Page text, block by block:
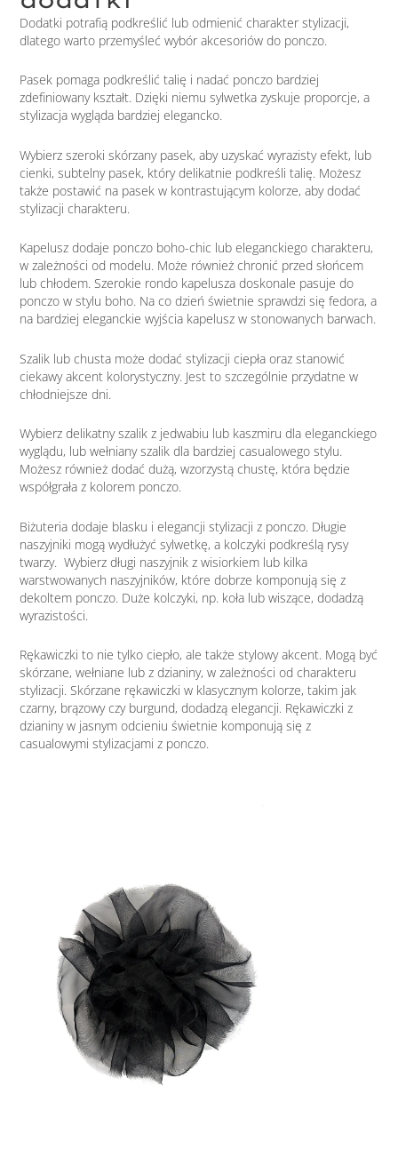
Dodatki potrafią podkreślić lub odmienić charakter stylizacji,
dlatego warto przemyśleć wybór akcesoriów do ponczo.
Pasek pomaga podkreślić talię i nadać ponczo bardziej
zdefiniowany kształt. Dzięki niemu sylwetka zyskuje proporcje, a
stylizacja wygląda bardziej elegancko.
Wybierz szeroki skórzany pasek, aby uzyskać wyrazisty efekt, lub
cienki, subtelny pasek, który delikatnie podkreśli talię. Możesz
także postawić na pasek w kontrastującym kolorze, aby dodać
stylizacji charakteru.
Kapelusz dodaje ponczo boho-chic lub eleganckiego charakteru,
w zależności od modelu. Może również chronić przed słońcem
lub chłodem. Szerokie rondo kapelusza doskonale pasuje do
ponczo w stylu boho. Na co dzień świetnie sprawdzi się fedora, a
na bardziej eleganckie wyjścia kapelusz w stonowanych barwach.
Szalik lub chusta może dodać stylizacji ciepła oraz stanowić
ciekawy akcent kolorystyczny. Jest to szczególnie przydatne w
chłodniejsze dni.
Wybierz delikatny szalik z jedwabiu lub kaszmiru dla eleganckiego
wyglądu, lub wełniany szalik dla bardziej casualowego stylu.
Możesz również dodać dużą, wzorzystą chustę, która będzie
współgrała z kolorem ponczo.
Biżuteria dodaje blasku i elegancji stylizacji z ponczo. Długie
naszyjniki mogą wydłużyć sylwetkę, a kolczyki podkreślą rysy
twarzy. Wybierz długi naszyjnik z wisiorkiem lub kilka
warstwowanych naszyjników, które dobrze komponują się z
dekoltem ponczo. Duże kolczyki, np. koła lub wiszące, dodadzą
wyrazistości.
Rękawiczki to nie tylko ciepło, ale także stylowy akcent. Mogą być
skórzane, wełniane lub z dzianiny, w zależności od charakteru
stylizacji. Skórzane rękawiczki w klasycznym kolorze, takim jak
czarny, brązowy czy burgund, dodadzą elegancji. Rękawiczki z
dzianiny w jasnym odcieniu świetnie komponują się z
casualowymi stylizacjami z ponczo.